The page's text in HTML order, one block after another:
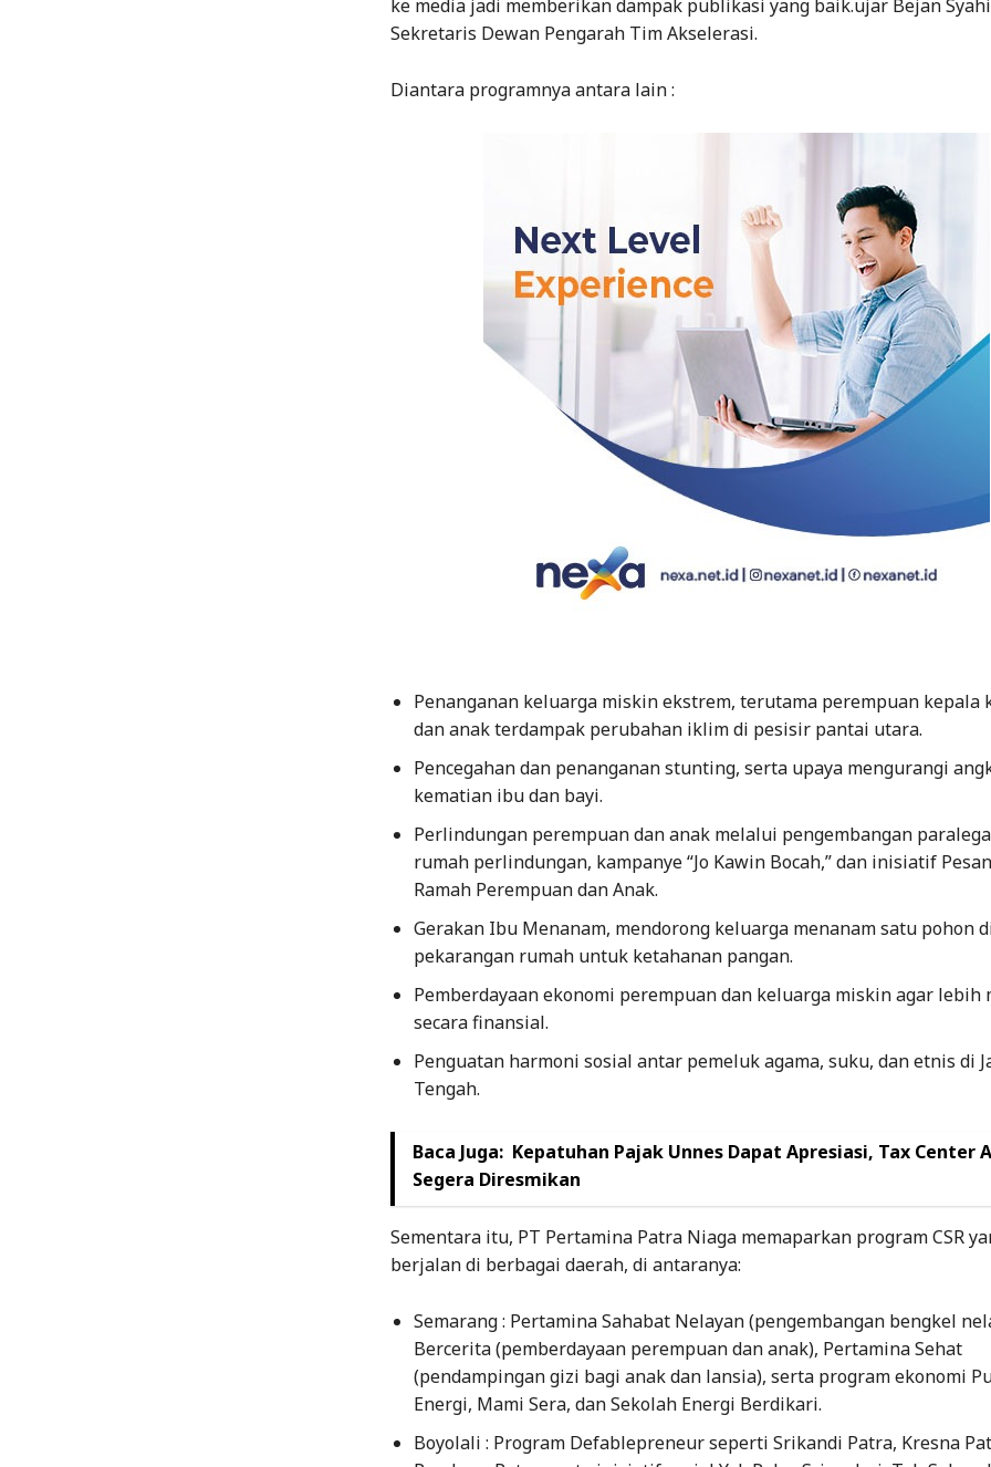
ke media jadi memberikan dampak publikasi yang baik.ujar Bejan
Sekretaris Dewan Pengarah Tim Akselerasi.
Diantara programnya antara lain :
Penanganan keluarga miskin ekstrem, terutama perempuan kepala
dan anak terdampak perubahan iklim di pesisir pantai utara.
Pencegahan dan penanganan stunting, serta upaya mengurangi
kematian ibu dan bayi.
Perlindungan perempuan dan anak melalui pengembangan
rumah perlindungan, kampanye “Jo Kawin Bocah,” dan inisiatif
Ramah Perempuan dan Anak.
Gerakan Ibu Menanam, mendorong keluarga menanam satu pohon
pekarangan rumah untuk ketahanan pangan.
Pemberdayaan ekonomi perempuan dan keluarga miskin agar lebih
secara finansial.
Penguatan harmoni sosial antar pemeluk agama, suku, dan etnis di
Tengah.
Baca Juga: Kepatuhan Pajak Unnes Dapat Apresiasi, Tax Center
Segera Diresmikan
Sementara itu, PT Pertamina Patra Niaga memaparkan program CSR
berjalan di berbagai daerah, di antaranya:
Semarang : Pertamina Sahabat Nelayan (pengembangan bengkel
Bercerita (pemberdayaan perempuan dan anak), Pertamina Sehat
(pendampingan gizi bagi anak dan lansia), serta program ekonomi
Energi, Mami Sera, dan Sekolah Energi Berdikari.
Boyolali : Program Defablepreneur seperti Srikandi Patra, Kresna